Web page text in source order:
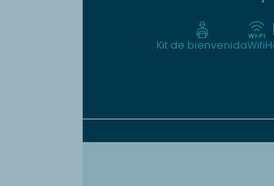
Kit de bienvenidaWifi